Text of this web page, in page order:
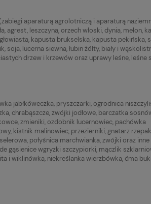
aparaturą agrolotniczą i aparaturą
agrest, leszczyna, orzech włoski, dynia, melon,
kapusta brukselska, kapusta pekińska,
lucerna siewna, łubin żółty, biały i
drzew i krzewów oraz uprawy leśne, leśne
jabłkóweczka, pryszczarki, ogrodnica
chrabąszcze, zwójki jodłowe, barczatka
zmieniki, ozdobnik lucernowiec, pachówka
kistnik malinowiec, przezierniki, gnatarz
połyśnica marchwianka, zwójki oraz inne
gąsienice wgryzki szczypiorki, mączlik
i wiklinówka, niekreślanka wierzbówka, ćma